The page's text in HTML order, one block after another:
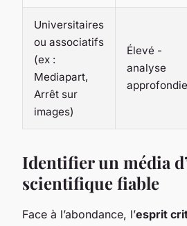
Universitaires
ou associatifs
(ex :
Mediapart,
Arrêt sur
images)
Élevé -
analyse
approfondie
Identifier un média
scientifique fiable
Face à l’abondance, l’esprit